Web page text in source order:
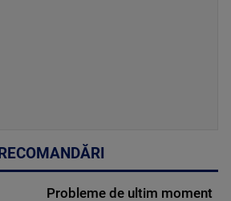
RECOMANDĂRI
Probleme de ultim moment